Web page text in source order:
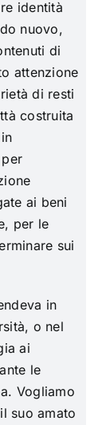
identità
nuovo,
di
attenzione
di resti
costruita
ai beni
per le
sui
in
o nel
ai
le
Vogliamo
suo amato